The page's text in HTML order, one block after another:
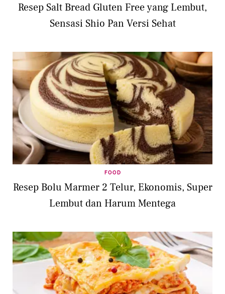
Resep Salt Bread Gluten Free yang Lembut,
Sensasi Shio Pan Versi Sehat
FOOD
Resep Bolu Marmer 2 Telur, Ekonomis, Super
Lembut dan Harum Mentega